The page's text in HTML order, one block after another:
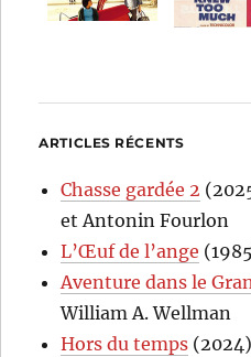
ARTICLES RÉCENTS
Chasse gardée 2
et Antonin Fourlon
L’Œuf de l’ange
Aventure dans le
William A. Wellman
Hors du temps